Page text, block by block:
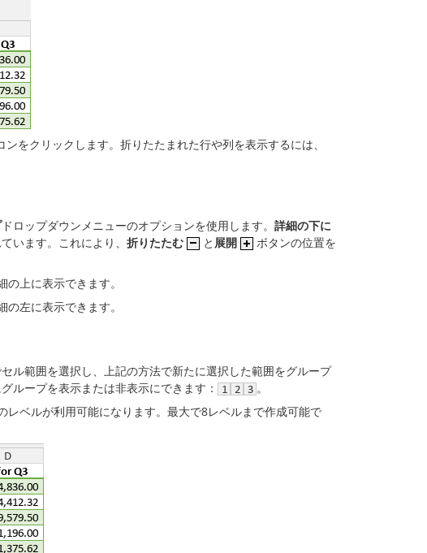
ンをクリックします。折りたたまれた行や列を表示するには、
ドロップダウンメニューのオプションを使用します。 詳細の下に
います。これにより、 折りたたむ と 展開
ボタンの位置を
上に表示できます。
左に表示できます。
ル範囲を選択し、上記の方法で新たに選択した範囲をグループ
ループを表示または非表示にできます：
。
ベルが利用可能になります。最大で8レベルまで作成可能で